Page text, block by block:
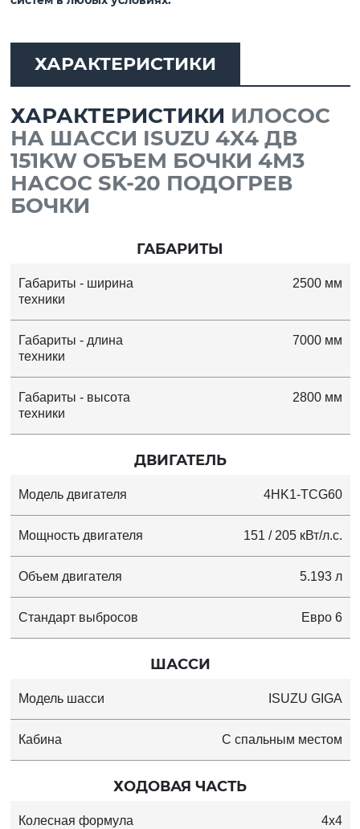
ХАРАКТЕРИСТИКИ
ХАРАКТЕРИСТИКИ ИЛОСОС
НА ШАССИ ISUZU 4X4 ДВ
151KW ОБЪЕМ БОЧКИ 4М3
НАСОС SK-20 ПОДОГРЕВ
БОЧКИ
ГАБАРИТЫ
Габариты - ширина
техники
2500 мм
Габариты - длина
техники
7000 мм
Габариты - высота
техники
2800 мм
ДВИГАТЕЛЬ
Модель двигателя 4HK1-TCG60
Мощность двигателя 151 / 205 кВт/л.с.
Объем двигателя 5.193 л
Стандарт выбросов Евро 6
ШАССИ
Модель шасси ISUZU GIGA
Кабина С спальным местом
ХОДОВАЯ ЧАСТЬ
Колесная формула 4x4